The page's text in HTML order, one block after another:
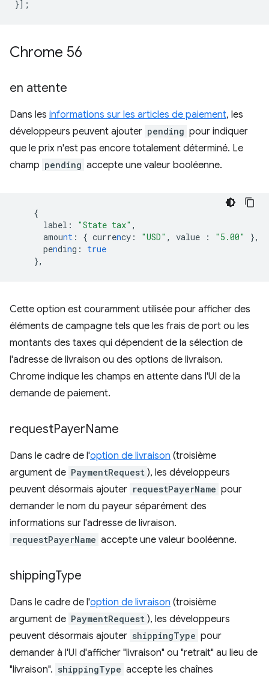
}];
Chrome 56
en attente
Dans les informations sur les articles de paiement, les
développeurs peuvent ajouter pending pour indiquer
que le prix n'est pas encore totalement déterminé. Le
champ pending accepte une valeur booléenne.
{
label : "State tax" ,
amount : { currency : "USD" , value : "5.00"
},
pending :
true
},
Cette option est couramment utilisée pour afficher des
éléments de campagne tels que les frais de port ou les
montants des taxes qui dépendent de la sélection de
l'adresse de livraison ou des options de livraison.
Chrome indique les champs en attente dans l'UI de la
demande de paiement.
requestPayerName
Dans le cadre de l'option de livraison (troisième
argument de PaymentRequest ), les développeurs
peuvent désormais ajouter requestPayerName pour
demander le nom du payeur séparément des
informations sur l'adresse de livraison.
requestPayerName accepte une valeur booléenne.
shippingType
Dans le cadre de l'option de livraison (troisième
argument de PaymentRequest ), les développeurs
peuvent désormais ajouter shippingType pour
demander à l'UI d'afficher "livraison" ou "retrait" au lieu de
"livraison". shippingType accepte les chaînes